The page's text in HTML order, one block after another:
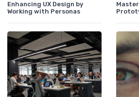
Enhancing UX Design by
Working with Personas